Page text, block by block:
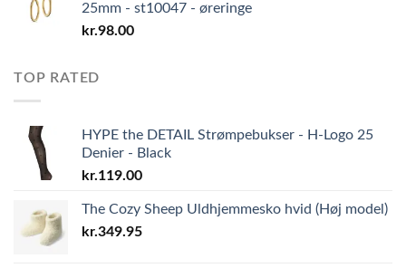
25mm - st10047 - øreringe
kr.98.00
TOP RATED
HYPE the DETAIL Strømpebukser - H-Logo 25
Denier - Black
kr.119.00
The Cozy Sheep Uldhjemmesko hvid (Høj model)
kr.349.95